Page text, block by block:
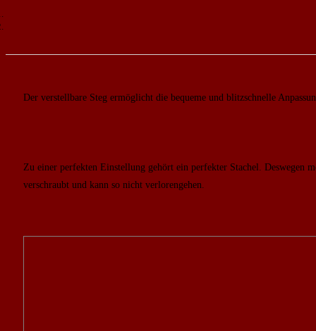
Der verstellbare Steg ermöglicht die bequeme und blitzschnelle
Zu einer perfekten Einstellung gehört ein perfekter Stachel. Deswegen
verschraubt und kann so nicht verlorengehen.